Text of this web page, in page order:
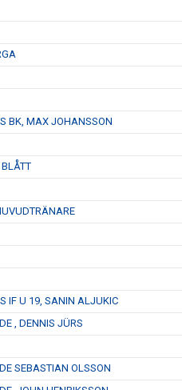
BK, MAX JOHANSSON
IF U 19, SANIN ALJUKIC
, DENNIS JÜRS
SEBASTIAN OLSSON